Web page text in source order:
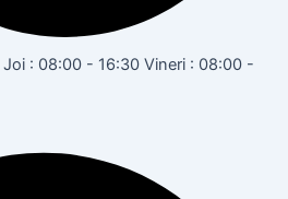
Joi : 08:00 - 16:30 Vineri : 08:00 -